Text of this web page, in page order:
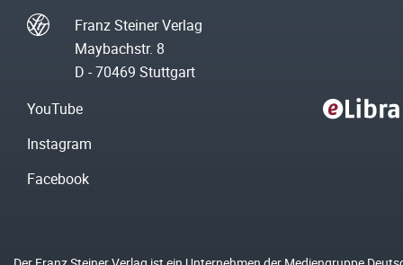
Franz Steiner Verlag
Maybachstr. 8
D - 70469 Stuttgart
YouTube
Instagram
Facebook